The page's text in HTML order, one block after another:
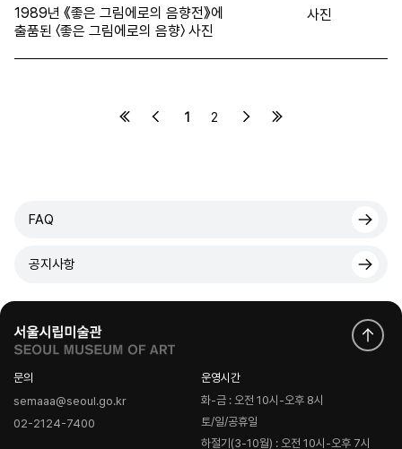
1989년 《좋은 그림에로의 음향전》에
출품된 〈좋은 그림에로의 음향〉 사진
사진
1 2
FAQ
공지사항
문의
semaaa@seoul.go.kr
02-2124-7400
운영시간
화-금 : 오전 10시-오후 8시
토/일/공휴일
하절기(3-10월) : 오전 10시-오후 7시